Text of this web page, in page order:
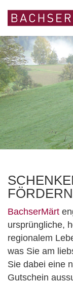
BachserMärt
ursprüngliche,
regionalem
was Sie am
Sie dabei eine
Gutschein